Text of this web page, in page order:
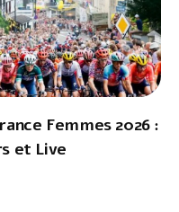
Femmes 2026 :
et Live